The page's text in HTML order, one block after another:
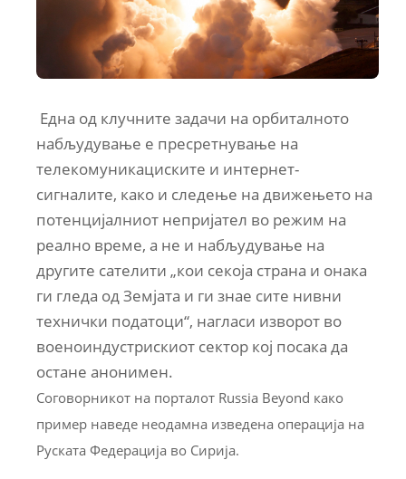
Една од клучните задачи на орбиталното
набљудување е пресретнување на
телекомуникациските и интернет-
сигналите, како и следење на движењето на
потенцијалниот непријател во режим на
реално време, а не и набљудување на
другите сателити „кои секоја страна и онака
ги гледа од Земјата и ги знае сите нивни
технички податоци“, нагласи изворот во
военоиндустрискиот сектор кој посака да
остане анонимен.
Соговорникот на порталот Russia Beyond како
пример наведе неодамна изведена операција на
Руската Федерација во Сирија.